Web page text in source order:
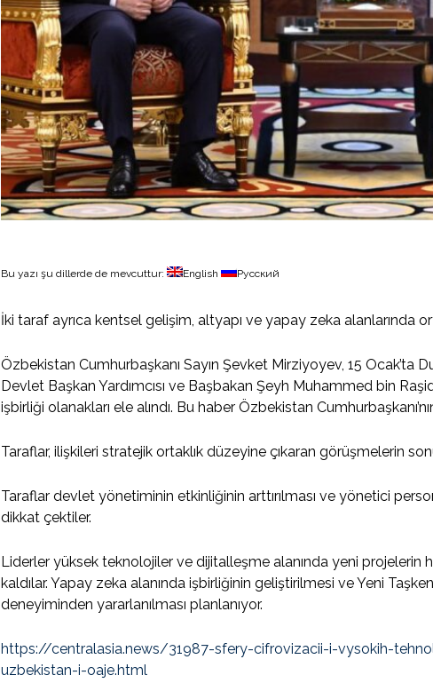
Bu yazı şu dillerde de mevcuttur: English Русский
İki taraf ayrıca kentsel gelişim, altyapı ve yapay zeka alanlarında
Özbekistan Cumhurbaşkanı Sayın Şevket Mirziyoyev, 15 Ocak’ta
Devlet Başkan Yardımcısı ve Başbakan Şeyh Muhammed bin
işbirliği olanakları ele alındı. Bu haber Özbekistan
Taraflar, ilişkileri stratejik ortaklık düzeyine çıkaran görüşmelerin
Taraflar devlet yönetiminin etkinliğinin arttırılması ve yönetici
dikkat çektiler.
Liderler yüksek teknolojiler ve dijitalleşme alanında yeni projelerin
kaldılar. Yapay zeka alanında işbirliğinin geliştirilmesi ve Yeni
deneyiminden yararlanılması planlanıyor.
https://centralasia.news/31987-sfery-cifrovizacii-i-vysokih-
uzbekistan-i-oaje.html